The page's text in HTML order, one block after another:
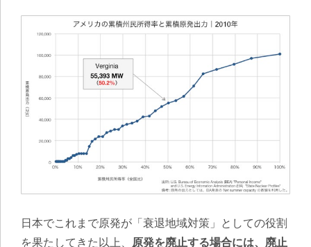
日本でこれまで原発が「衰退地域対策」としての役割
を果たしてきた以上、
原発を廃止する場合には、廃止